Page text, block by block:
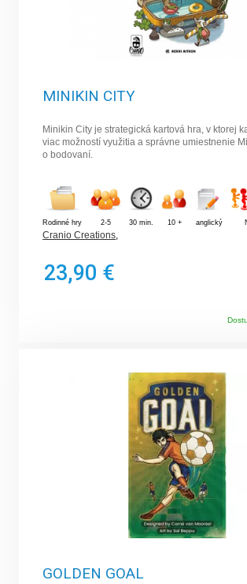
MINIKIN CITY
Minikin City je strategická kartová hra, v ktorej
viac možností využitia a správne umiestnenie
o bodovaní.
Rodinné hry 2-5 30 min. 10 + anglický
Cranio Creations,
23,90 €
GOLDEN GOAL